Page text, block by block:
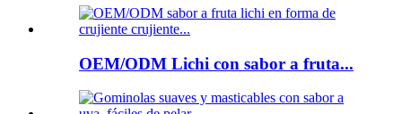
OEM/ODM Lichi con sabor a fruta...